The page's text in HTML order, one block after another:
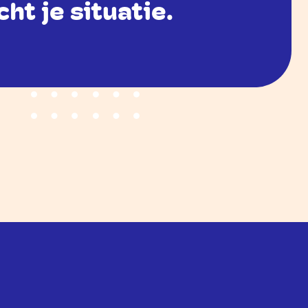
je situatie.